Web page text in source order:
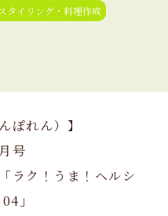
スタイリング・料理作成
ぽれん）】
号
ラク！うま！ヘルシ
」